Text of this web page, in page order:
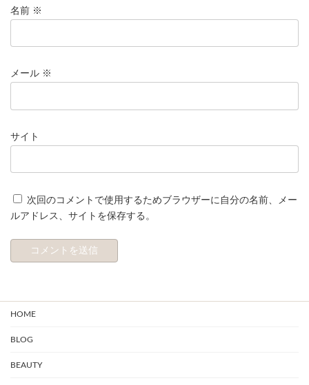
名前 ※
メール ※
サイト
次回のコメントで使用するためブラウザーに自分の名前、メー
ルアドレス、サイトを保存する。
HOME
BLOG
BEAUTY